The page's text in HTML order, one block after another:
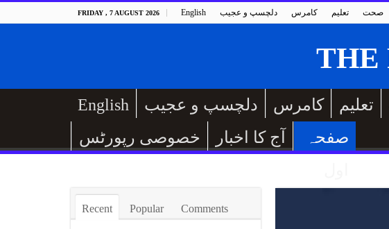
FRIDAY , 7 AUGUST 2026 English دلچسپ و عجیب کامرس تعلیم صحت
English دلچسپ و عجیب کامرس تعلیم
خصوصی رپورٹس
آج کا اخبار
صفحہ
Recent Popular Comments